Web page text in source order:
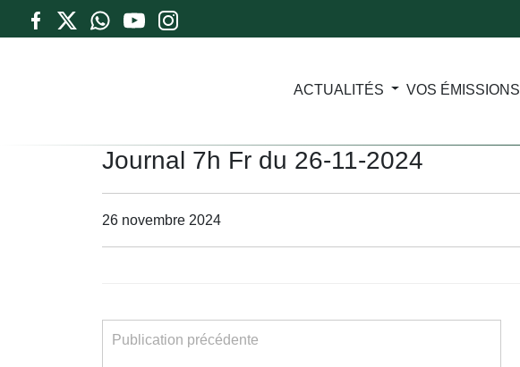
ACTUALITÉS VOS ÉMISSIONS
Journal 7h Fr du 26-11-2024
26 novembre 2024
Publication précédente